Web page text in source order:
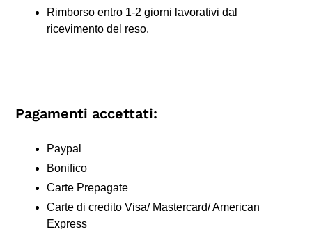
Rimborso entro 1-2 giorni lavorativi dal
ricevimento del reso.
Pagamenti accettati:
Paypal
Bonifico
Carte Prepagate
Carte di credito Visa/ Mastercard/ American
Express